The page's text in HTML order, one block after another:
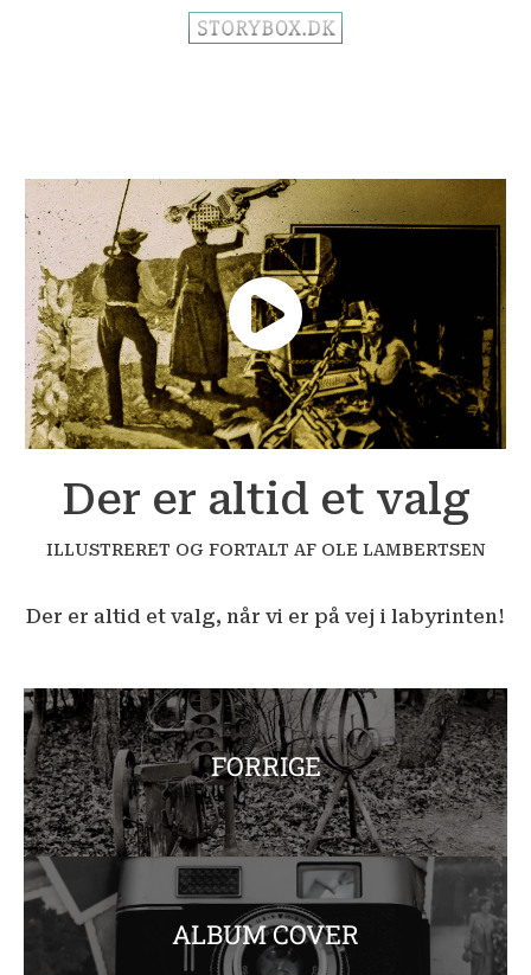
Der er altid et valg
ILLUSTRERET OG FORTALT AF OLE LAMBERTSEN
Der er altid et valg, når vi er på vej i labyrinten!
FORRIGE
ALBUM COVER